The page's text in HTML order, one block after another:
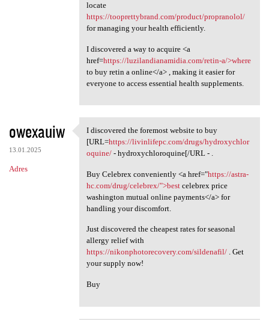
locate
https://tooprettybrand.com/product/propranolol/
for managing your health efficiently.
I discovered a way to acquire <a
href=https://luzilandianamidia.com/retin-a/>where
to buy retin a online</a> , making it easier for
everyone to access essential health supplements.
owexauiw
13.01.2025
Adres
I discovered the foremost
I discovered the foremost website to buy
[URL=https://livinlifepc.com/drugs/hydroxychlor
oquine/- hydroxychloroquine[/URL - .
Buy Celebrex conveniently <a href="https://astra-
hc.com/drug/celebrex/">bestcelebrex price
washington mutual online payments</a> for
handling your discomfort.
Just discovered the cheapest rates for seasonal
allergy relief with
https://nikonphotorecovery.com/sildenafil/. Get
your supply now!
Buy